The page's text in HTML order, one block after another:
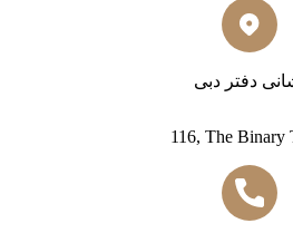
دفتر دبی
116, The Binary